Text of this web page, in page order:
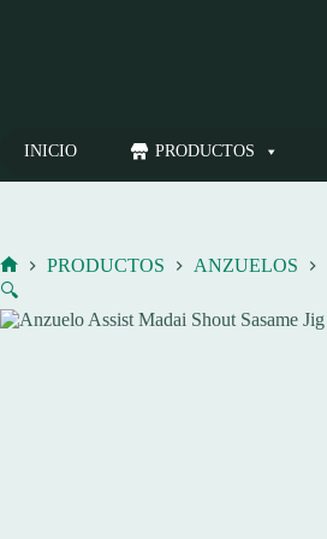
INICIO PRODUCTOS
Inicio
PRODUCTOS ANZUELOS
🔍